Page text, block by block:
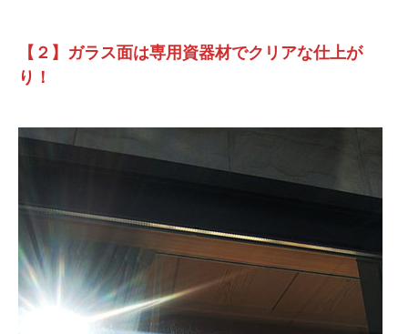
【２】ガラス面は専用資器材でクリアな仕上が
り！